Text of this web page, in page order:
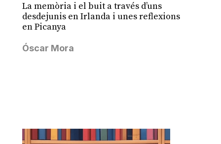
La memòria i el buit a través d’uns
desdejunis en Irlanda i unes reflexions
en Picanya
Óscar Mora